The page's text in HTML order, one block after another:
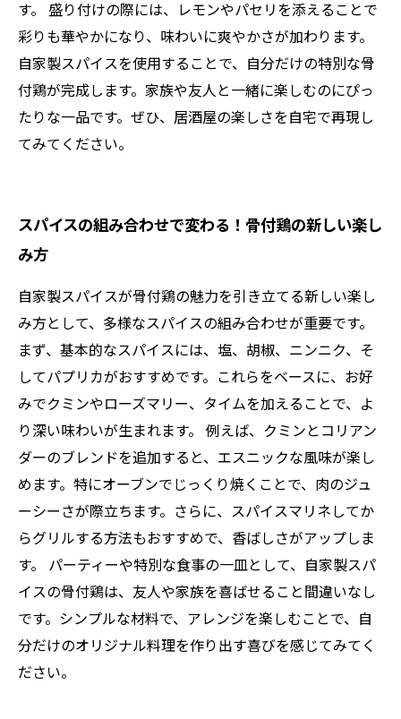
す。 盛り付けの際には、レモンやパセリを添えることで
彩りも華やかになり、味わいに爽やかさが加わります。
自家製スパイスを使用することで、自分だけの特別な骨
付鶏が完成します。家族や友人と一緒に楽しむのにぴっ
たりな一品です。ぜひ、居酒屋の楽しさを自宅で再現し
てみてください。
スパイスの組み合わせで変わる！骨付鶏の新しい楽し
み方
自家製スパイスが骨付鶏の魅力を引き立てる新しい楽し
み方として、多様なスパイスの組み合わせが重要です。
まず、基本的なスパイスには、塩、胡椒、ニンニク、そ
してパプリカがおすすめです。これらをベースに、お好
みでクミンやローズマリー、タイムを加えることで、よ
り深い味わいが生まれます。 例えば、クミンとコリアン
ダーのブレンドを追加すると、エスニックな風味が楽し
めます。特にオーブンでじっくり焼くことで、肉のジュ
ーシーさが際立ちます。さらに、スパイスマリネしてか
らグリルする方法もおすすめで、香ばしさがアップしま
す。 パーティーや特別な食事の一皿として、自家製スパ
イスの骨付鶏は、友人や家族を喜ばせること間違いなし
です。シンプルな材料で、アレンジを楽しむことで、自
分だけのオリジナル料理を作り出す喜びを感じてみてく
ださい。